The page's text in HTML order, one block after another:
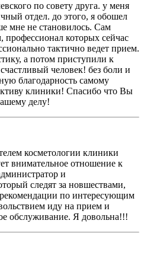
по совету друга. у меня
отдел. до этого, я обошел
мне не становилось. Сам
профессионал которых сейчас
тактично ведет прием.
а потом приступили к
человек! без боли и
благодарность самому
клиники! Спасибо что Вы
делу!
косметологии клиники
внимательное отношение к
и
следят за новшествами,
по интересующим
иду на прием и
обслуживание. Я довольна!!!